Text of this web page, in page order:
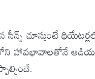
చూస్తుంటే
హావభావాలతోనే